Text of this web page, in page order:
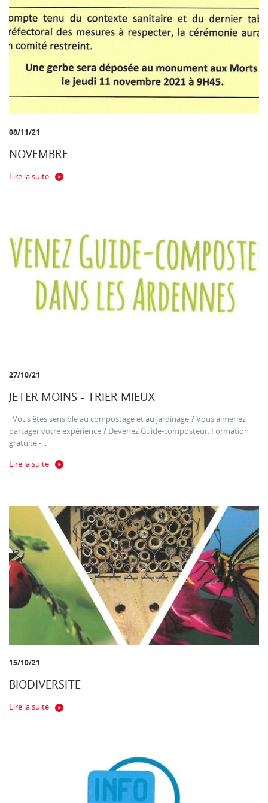
08/11/21
NOVEMBRE
Lire la suite
27/10/21
JETER MOINS - TRIER MIEUX
Vous êtes sensible au compostage et au jardinage ? Vous aimeriez
partager votre expérience ? Devenez Guide-composteur. Formation
gratuite -...
Lire la suite
15/10/21
BIODIVERSITE
Lire la suite